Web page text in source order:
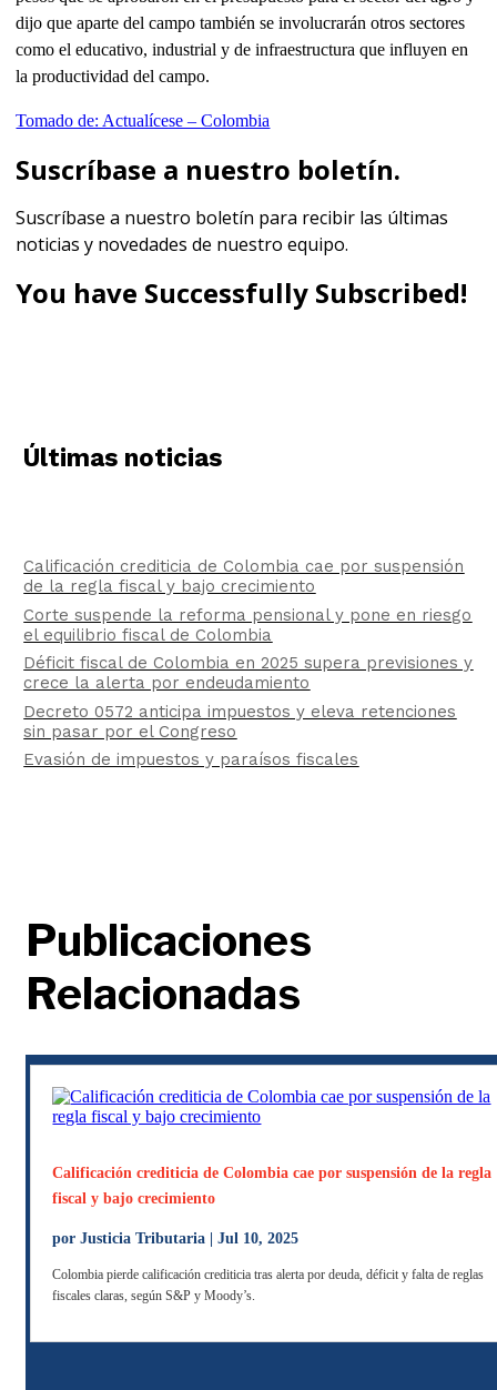
dijo que aparte del campo también se involucrarán otros sectores
como el educativo, industrial y de infraestructura que influyen en
la productividad del campo.
Tomado de: Actualícese – Colombia
Suscríbase a nuestro boletín.
Suscríbase a nuestro boletín para recibir las últimas
noticias y novedades de nuestro equipo.
You have Successfully Subscribed!
Últimas noticias
Calificación crediticia de Colombia cae por suspensión
de la regla fiscal y bajo crecimiento
Corte suspende la reforma pensional y pone en riesgo
el equilibrio fiscal de Colombia
Déficit fiscal de Colombia en 2025 supera previsiones y
crece la alerta por endeudamiento
Decreto 0572 anticipa impuestos y eleva retenciones
sin pasar por el Congreso
Evasión de impuestos y paraísos fiscales
Publicaciones
Relacionadas
Calificación crediticia de Colombia cae por suspensión de la regla
fiscal y bajo crecimiento
porJusticia Tributaria |Jul 10, 2025
Colombia pierde calificación crediticia tras alerta por deuda, déficit y falta de reglas
fiscales claras, según S&P y Moody’s.